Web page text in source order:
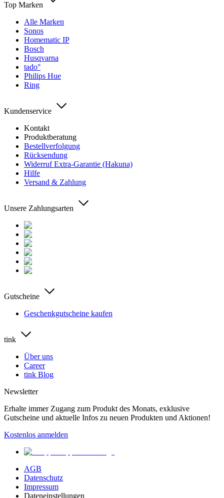
Top Marken
Alle Marken
Sonos
Homematic IP
Bosch
Husqvarna
tado°
Philips Hue
Ring
Kundenservice
Kontakt
Produktberatung
Bestellverfolgung
Rücksendung
Widerruf Extra-Garantie (Hakuna)
Hilfe
Versand & Zahlung
Unsere Zahlungsarten
Gutscheine
Geschenkgutscheine kaufen
tink
Über uns
Career
tink Blog
Newsletter
Erhalte immer Zugang zum Produkt des Monats, exklusive
Gutscheine und aktuelle Infos zu neuen Produkten und Aktionen!
Kostenlos anmelden
AGB
Datenschutz
Impressum
Dateneinstellungen